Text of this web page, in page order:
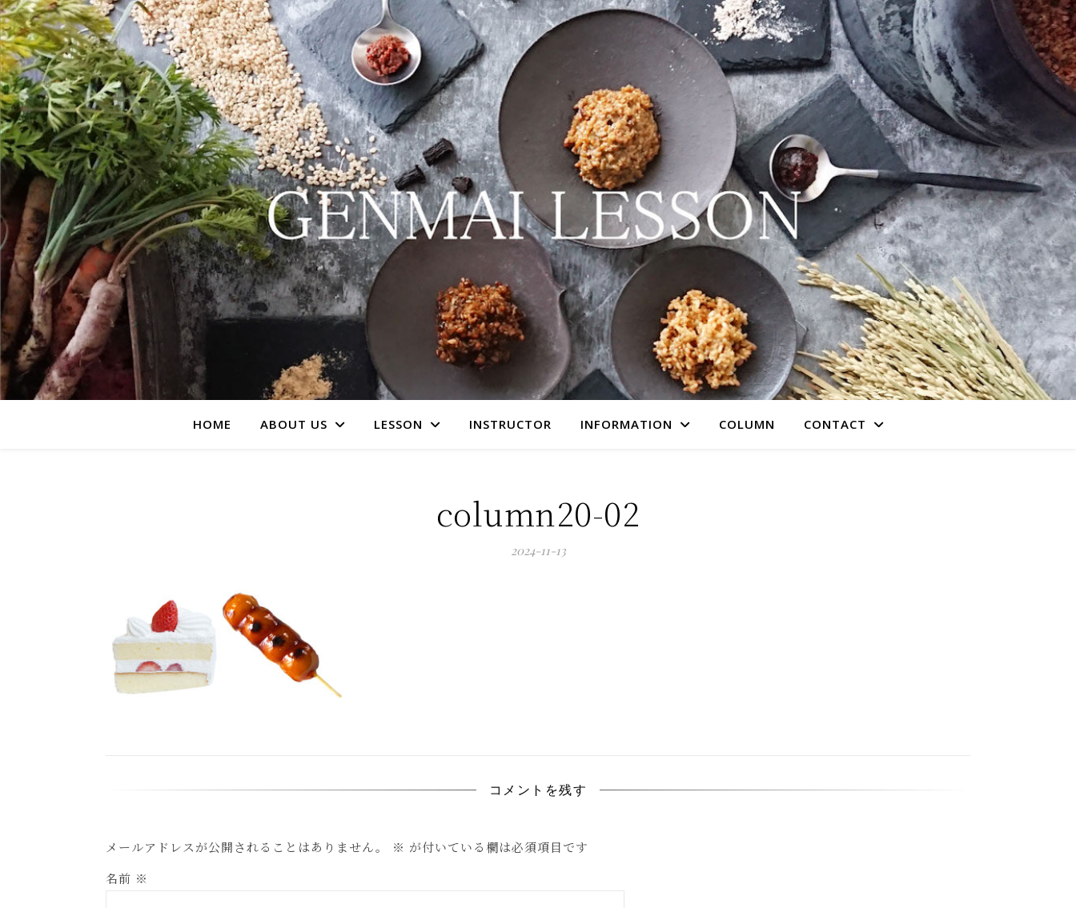
HOME ABOUT US LESSON INSTRUCTOR INFORMATION COLUMN CONTACT
column20-02
2024-11-13
コメントを残す
メールアドレスが公開されることはありません。 ※ が付いている欄は必須項目です
名前 ※